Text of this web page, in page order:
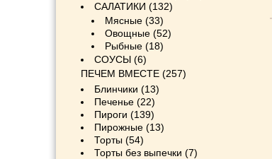
САЛАТИКИ (132)
Мясные (33)
Овощные (52)
Рыбные (18)
СОУСЫ (6)
ПЕЧЕМ ВМЕСТЕ (257)
Блинчики (13)
Печенье (22)
Пироги (139)
Пирожные (13)
Торты (54)
Торты без выпечки (7)